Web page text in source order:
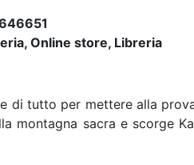
Online store, Libreria
di tutto per mettere alla
montagna sacra e scorge